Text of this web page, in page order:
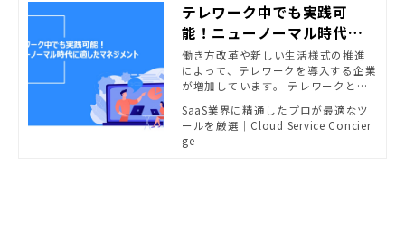
テレワーク中でも実践可
能！ニューノーマル時代に
適したマネジメント ｜お役
立ち資料｜Zoom相談センタ
ー powered by Cloud Ser
vice Conciergeー
働き方改革や新しい生活様式の推進
によって、テレワークを導入する企業
が増加しています。 テレワークとな
ィス内で直接管理できないため、課
題を感じている企業もあります。 本
書では、テレワーク下におけるマネ
SaaS業界に精通したプロが最適なツ
ールを厳選｜Cloud Service Concier
ge